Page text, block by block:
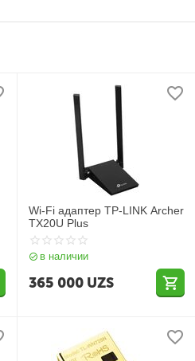
Wi-Fi адаптер TP-LINK Archer
TX20U Plus
в наличии
365 000 UZS